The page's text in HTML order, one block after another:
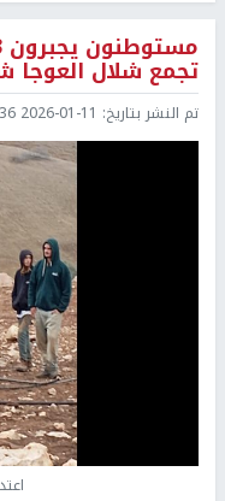
تجمع شلال العوجا
تم النشر بتاريخ: 2026-01-11 15:36